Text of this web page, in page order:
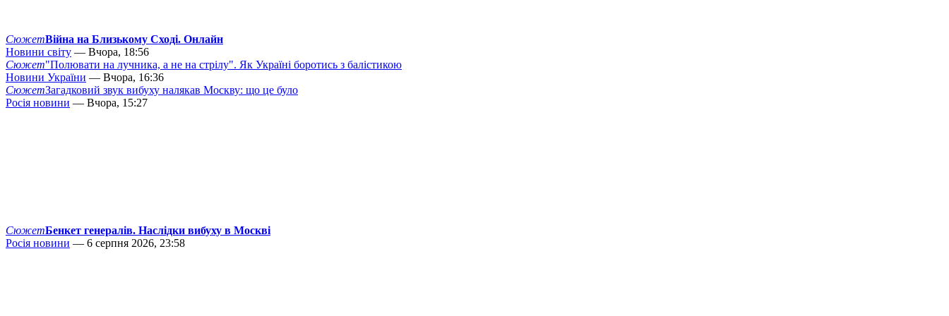
СюжетВійна на Близькому Сході. Онлайн
Новини світу — Вчора, 18:56
Сюжет"Полювати на лучника, а не на стрілу". Як Україні боротись з балістикою
Новини України — Вчора, 16:36
СюжетЗагадковий звук вибуху налякав Москву: що це було
Росія новини — Вчора, 15:27
СюжетБенкет генералів. Наслідки вибуху в Москві
Росія новини — 6 серпня 2026, 23:58